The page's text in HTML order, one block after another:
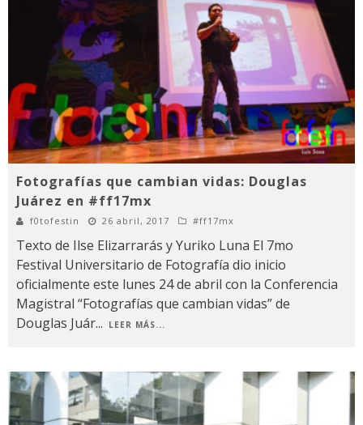
Fotografías que cambian vidas: Douglas
Juárez en #ff17mx
f0tofestin 26 abril, 2017 #ff17mx
Texto de Ilse Elizarrarás y Yuriko Luna El 7mo
Festival Universitario de Fotografía dio inicio
oficialmente este lunes 24 de abril con la Conferencia
Magistral “Fotografías que cambian vidas” de
Douglas Juár... LEER MÁS...